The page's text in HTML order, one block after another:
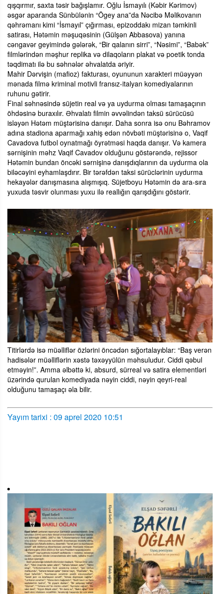
qışqırmır, saxta təsir bağışlamır. Oğlu İsmayılı (Kəbir Kərimov)
əsgər aparanda Sünbülənin “Ögey ana”da Nəcibə Məlikovanın
qəhrəmanı kimi “İsmayıl” çığırması, epizoddakı mizan təmkinli
satirası, Hətəmin məşuqəsinin (Gülşən Abbasova) yanına
cəngavər geyimində gələrək, “Bir qalanın sirri”, “Nəsimi”, “Babək”
filmlərindən məşhur replika və dilaqoların plakat və poetik tonda
təqdimatı ilə bu səhnələr əhvalatda əriyir.
Mahir Dərvişin (mafioz) fakturası, oyununun xarakteri müəyyən
mənada filmə kriminal motivli fransız-italyan komediyalarının
ruhunu gətirir.
Final səhnəsində süjetin real və ya uydurma olması tamaşaçının
öhdəsinə buraxılır. Əhvalatı filmin əvvəlindən taksü sürücüsü
isləyən Hətəm müştərisinə danışır. Daha sonra isə onu Bəhramov
adına stadiona aparmağı xahiş edən növbəti müştərisinə o, Vaqif
Cavadova futbol oynatmağı öyrətməsi haqda danışır. Və kamera
sərnişinin məhz Vaqif Cavadov olduğunu göstərəndə, rejissor
Hətəmin bundan öncəki sərnişinə danışdıqlarının da uydurma ola
biləcəyini eyhamlaşdırır. Bir tərəfdən taksi sürüclərinin uydurma
hekayələr danışmasına alışmışıq. Süjetboyu Hətəmin də ara-sıra
yuxuda təsvir olunması yuxu ilə reallığın qarışdığını göstərir.
Titirlərdə isə müəlliflər özlərini öncədən sığortalayıblar: “Baş verən
hadisələr müəlliflərin xəstə təxəyyülün məhsuludur. Ciddi qəbul
etməyin!”. Amma əlbəttə ki, absurd, sürreal və satira elementləri
üzərində qurulan komediyada nəyin ciddi, nəyin qeyri-real
olduğunu tamaşaçı əla bilir.
Yayım tarixi : 09 aprel 2020 10:51